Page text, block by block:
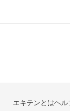
エキテンとはヘル